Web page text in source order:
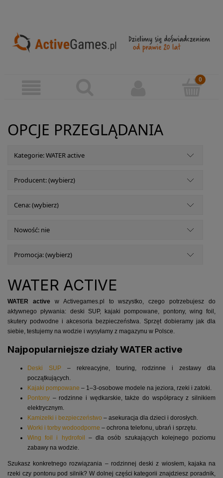
OPCJE PRZEGLĄDANIA
Kategorie: WATER active
Producent: (wybierz)
Cena: (wybierz)
Nowość: nie
Promocja: (wybierz)
WATER ACTIVE
WATER activew Activegames.pl to wszystko, czego potrzebujesz do
aktywnego pływania: deski SUP, kajaki pompowane, pontony, wing foil,
skutery podwodne i akcesoria bezpieczeństwa. Sprzęt dobieramy jak dla
siebie, testujemy na wodzie i wysyłamy z magazynu w Polsce.
Najpopularniejsze działy WATER active
Deski SUP– rekreacyjne, touring, rodzinne i zestawy dla
początkujących.
Kajaki pompowane – 1–3-osobowe modele na jeziora, rzeki i zatoki.
Pontony – rodzinne i wędkarskie, także do współpracy z silnikiem
elektrycznym.
Kamizelki i bezpieczeństwo – asekuracja dla dzieci i dorosłych.
Worki i torby wodoodporne – ochrona telefonu, ubrań i sprzętu.
Wing foil i hydrofoil – dla osób szukających kolejnego poziomu
zabawy na wodzie.
Szukasz konkretnego rozwiązania – rodzinnej deski z wiosłem, kajaka na
rzeki czy pontonu pod silnik? W dolnej części kategorii znajdziesz poradnik,